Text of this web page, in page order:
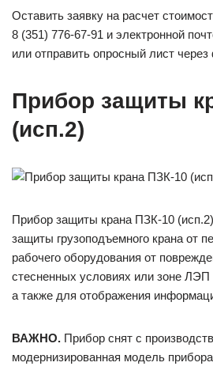
Оставить заявку на расчет
8 (351) 776-67-91 и электронной
или отправить опросный лист
Прибор защиты
(исп.2)
Прибор защиты крана ПЗК-10
защиты грузоподъемного крана от
рабочего оборудования от
стесненных условиях или зоне ЛЭП
а также для отображения
ВАЖНО. Прибор снят с
модернизированная модель